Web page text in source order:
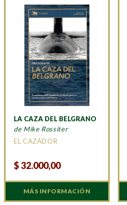
LA CAZA DEL BELGRANO
de Mike Rossiter
EL CAZADOR
$32.000,00
MÁS INFORMACIÓN